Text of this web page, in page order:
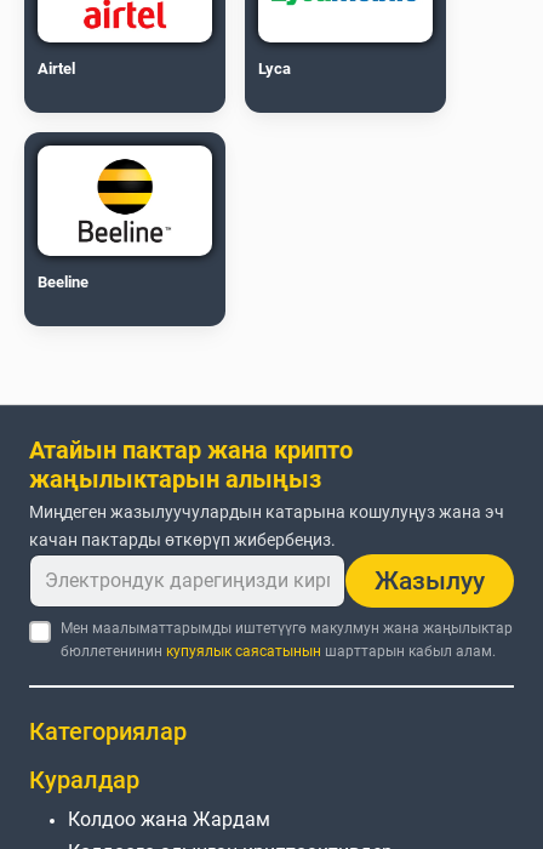
Airtel Lyca
Beeline
Атайын пактар жана крипто
жаңылыктарын алыңыз
Миңдеген жазылуучулардын катарына кошулуңуз жана эч
качан пактарды өткөрүп жибербеңиз.
Жазылуу
Мен маалыматтарымды иштетүүгө макулмун жана жаңылыктар
бюллетенинин купуялык саясатынын шарттарын кабыл алам.
Категориялар
Куралдар
Колдоо жана Жардам